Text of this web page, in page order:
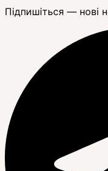
Підпишіться — нові